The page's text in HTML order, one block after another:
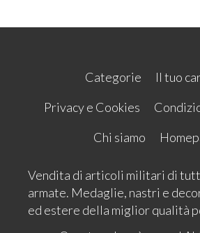
Categorie
Il tuo
Privacy e Cookies
Chi siamo
Vendita di articoli militari di
armate. Medaglie, nastri e
ed estere della miglior qualità